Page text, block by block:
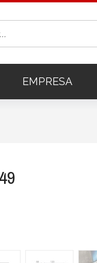
EMPRESA